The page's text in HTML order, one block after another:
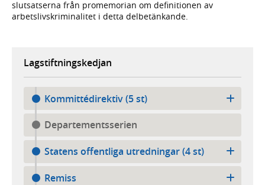
slutsatserna från promemorian om definitionen av
arbetslivskriminalitet i detta delbetänkande.
Lagstiftningskedjan
Kommittédirektiv (5 st)
Departementsserien
Statens offentliga utredningar (4 st)
Remiss